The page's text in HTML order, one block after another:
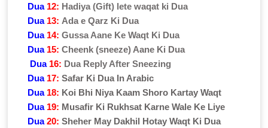
Dua 12: Hadiya (Gift) lete waqat ki Dua
Dua 13: Ada e Qarz Ki Dua
Dua 14: Gussa Aane Ke Waqt Ki Dua
Dua 15: Cheenk (sneeze) Aane Ki Dua
Dua 16: Dua Reply After Sneezing
Dua 17: Safar Ki Dua In Arabic
Dua 18: Koi Bhi Niya Kaam Shoro Kartay Waqt
Dua 19: Musafir Ki Rukhsat Karne Wale Ke Liye
Dua 20: Sheher May Dakhil Hotay Waqt Ki Dua